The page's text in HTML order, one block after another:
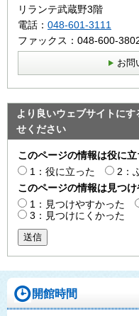
リランテ武蔵野3階
電話： 048-601-3111
ファックス：048-600-
お問
より良いウェブサイトに
せください
このページの情報は役に立
1：役に立った
2：
このページの情報は見つ
1：見つけやすかった
3：見つけにくかった
送信
開館時間